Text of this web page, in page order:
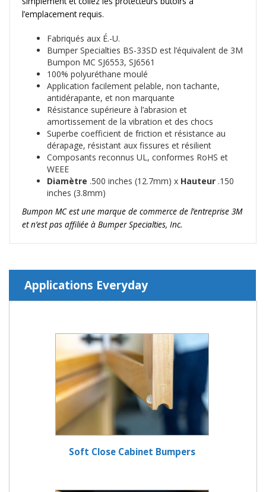
l’emplacement requis.
Fabriqués aux É.-U.
Bumper Specialties BS-33SD est l’équivalent de 3M
Bumpon MC SJ6553, SJ6561
100% polyuréthane moulé
Application facilement pelable, non tachante,
antidérapante, et non marquante
Résistance supérieure à l’abrasion et
amortissement de la vibration et des chocs
Superbe coefficient de friction et résistance au
dérapage, résistant aux fissures et résilient
Composants reconnus UL, conformes RoHS et
WEEE
Diamètre .500 inches (12.7mm) x Hauteur .150
inches (3.8mm)
Bumpon MC est une marque de commerce de l’entreprise 3M
et n’est pas affiliée à Bumper Specialties, Inc.
Applications Everyday
Soft Close Cabinet Bumpers